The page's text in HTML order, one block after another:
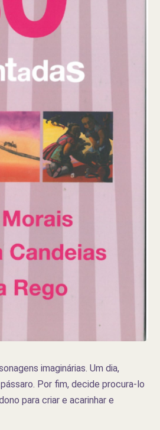
imaginárias. Um dia,
Por fim, decide procura-lo
para criar e acarinhar e